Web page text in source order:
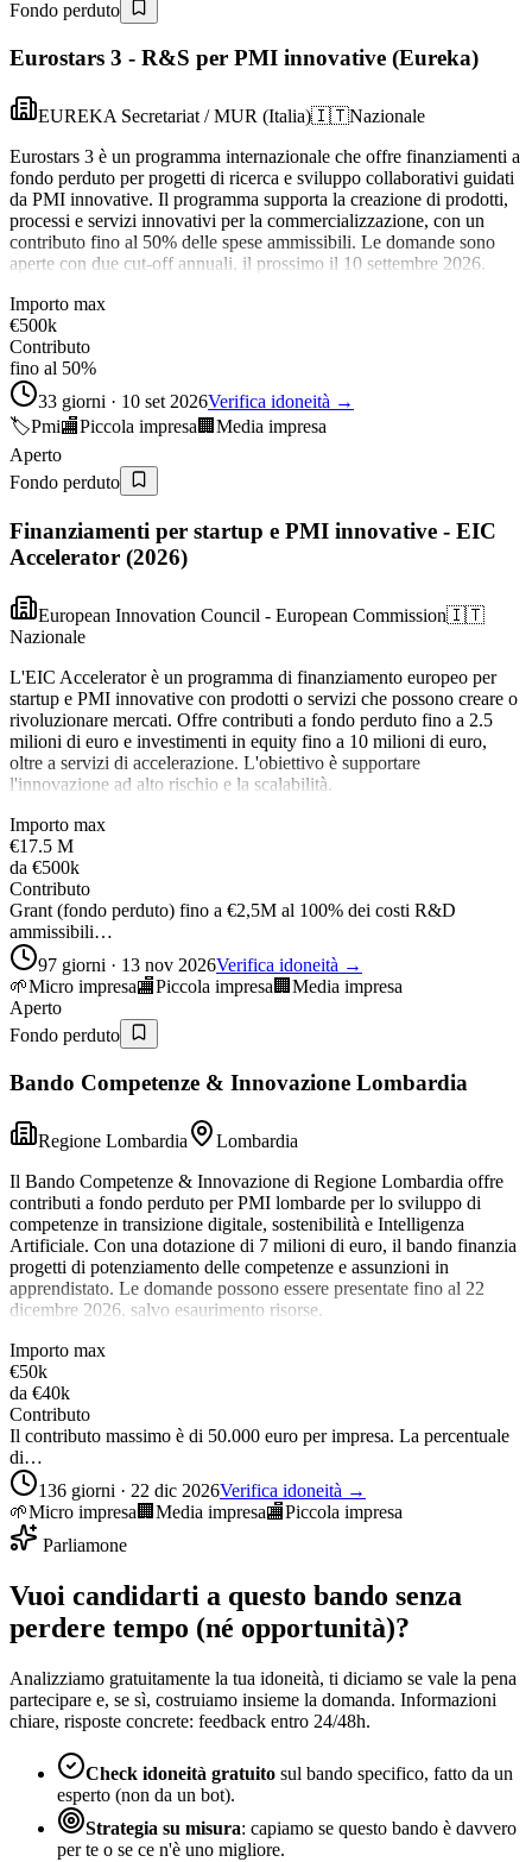
Fondo perduto
Eurostars 3 - R&S per PMI innovative (Eureka)
EUREKA Secretariat / MUR (Italia)🇮🇹Nazionale
Eurostars 3 è un programma internazionale che offre finanziamenti a
fondo perduto per progetti di ricerca e sviluppo collaborativi guidati
da PMI innovative. Il programma supporta la creazione di prodotti,
processi e servizi innovativi per la commercializzazione, con un
contributo fino al 50% delle spese ammissibili. Le domande sono
aperte con due cut-off annuali, il prossimo il 10 settembre 2026.
Importo max
€500k
Contributo
fino al 50%
33 giorni · 10 set 2026Verifica idoneità →
🏷️Pmi🏬Piccola impresa 🏢 Media impresa
Aperto
Fondo perduto
Finanziamenti per startup e PMI innovative - EIC
Accelerator (2026)
European Innovation Council - European Commission🇮🇹
Nazionale
L'EIC Accelerator è un programma di finanziamento europeo per
startup e PMI innovative con prodotti o servizi che possono creare o
rivoluzionare mercati. Offre contributi a fondo perduto fino a 2.5
milioni di euro e investimenti in equity fino a 10 milioni di euro,
oltre a servizi di accelerazione. L'obiettivo è supportare
l'innovazione ad alto rischio e la scalabilità.
Importo max
€17.5 M
da €500k
Contributo
Grant (fondo perduto) fino a €2,5M al 100% dei costi R&D
ammissibili…
97 giorni · 13 nov 2026Verifica idoneità →
🌱Micro impresa🏬Piccola impresa 🏢 Media impresa
Aperto
Fondo perduto
Bando Competenze & Innovazione Lombardia
Regione Lombardia
Lombardia
Il Bando Competenze & Innovazione di Regione Lombardia offre
contributi a fondo perduto per PMI lombarde per lo sviluppo di
competenze in transizione digitale, sostenibilità e Intelligenza
Artificiale. Con una dotazione di 7 milioni di euro, il bando finanzia
progetti di potenziamento delle competenze e assunzioni in
apprendistato. Le domande possono essere presentate fino al 22
dicembre 2026, salvo esaurimento risorse.
Importo max
€50k
da €40k
Contributo
Il contributo massimo è di 50.000 euro per impresa. La percentuale
di…
136 giorni · 22 dic 2026Verifica idoneità →
🌱Micro impresa 🏢 Media impresa🏬Piccola impresa
Parliamone
Vuoi candidarti a questo bando senza
perdere tempo (né opportunità)?
Analizziamo gratuitamente la tua idoneità, ti diciamo se vale la pena
partecipare e, se sì, costruiamo insieme la domanda. Informazioni
chiare, risposte concrete: feedback entro 24/48h.
Check idoneità gratuito sul bando specifico, fatto da un
esperto (non da un bot).
Strategia su misura: capiamo se questo bando è davvero
per te o se ce n'è uno migliore.